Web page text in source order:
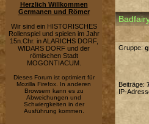
Herzlich Willkommen
Germanen und Römer
Wir sind ein HISTORISCHES
Rollenspiel und spielen im Jahr
15n.Chr. in ALARICHS DORF,
WIDARS DORF und der
römischen Stadt
MOGONTIACUM.
Dieses Forum ist optimiert für
Mozilla Firefox. In anderen
Browsern kann es zu
Abweichungen und
Schwiergkeiten in der
Ausführung kommen.
Gruppe:
Beiträge:
IP-